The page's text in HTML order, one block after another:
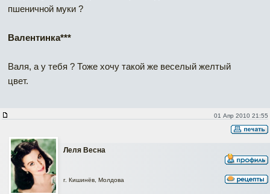
пшеничной муки ?
Валентинка***
Валя, а у тебя ? Тоже хочу такой же веселый желтый
цвет.
01 Апр 2010 21:55
Леля Весна
г. Кишинёв, Молдова